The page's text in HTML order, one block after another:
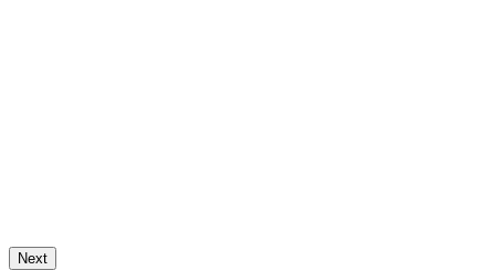
Next